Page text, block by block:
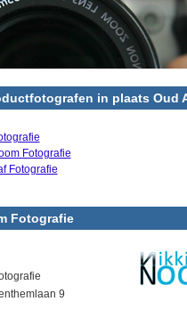
in plaats Oud
Fotografie
Fotografie
Fotografie
9